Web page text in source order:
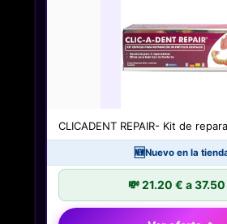
CLICADENT REPAIR- Kit de
🆕Nuevo en la
💸 21.20 € a